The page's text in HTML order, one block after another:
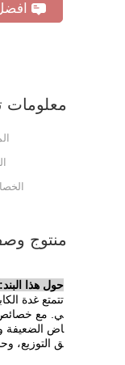
معلومات
منتوج
حول هذا البند:
ي. مع خصائص
اض الضعيفة
ق التوزيع،